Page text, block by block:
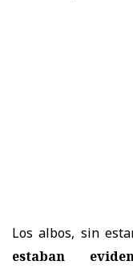
Los albos, sin
estaban